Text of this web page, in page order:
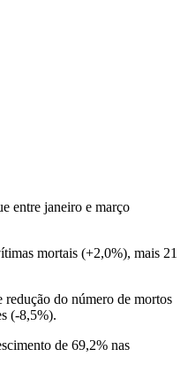
entre janeiro e março
mortais (+2,0%), mais 21
do número de mortos
(-8,5%).
de 69,2% nas